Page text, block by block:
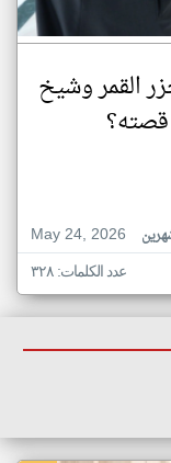
القمر وشيخ
قصته؟
May 24, 2026
عدد الكلمات: ٣٢٨